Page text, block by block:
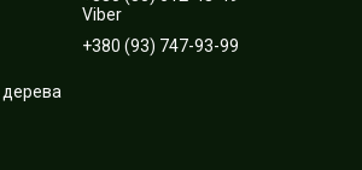
дерева
Viber
+380 (93) 747-93-99